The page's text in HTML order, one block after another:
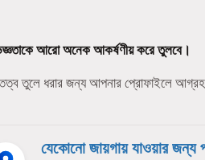
আরো অনেক আকর্ষণীয় করে তুলবে।
তুলে ধরার জন্য আপনার প্রোফাইলে
যেকোনো জায়গায় যাওয়ার জন্য